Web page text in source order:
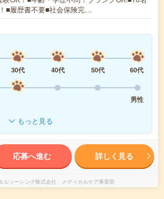
■履歴書不要■社会保険完…
30代 40代 50代
60代
男性
もっと見る
応募へ進む 詳しく見る
ルソーシング株式会社 メディカルケア事業部